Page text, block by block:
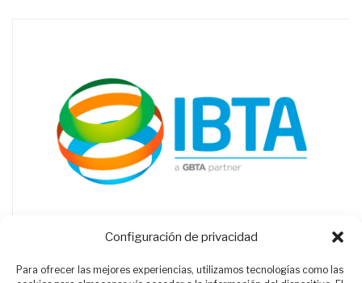
Configuración de privacidad
Para ofrecer las mejores experiencias, utilizamos tecnologías como las